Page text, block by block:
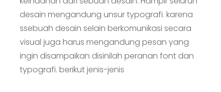
desain mengandung unsur typografi. karena
ssebuah desain selain berkomunikasi secara
visual juga harus mengandung pesan yang
ingin disampaikan disinilah peranan font dan
typografi. berikut jenis-jenis